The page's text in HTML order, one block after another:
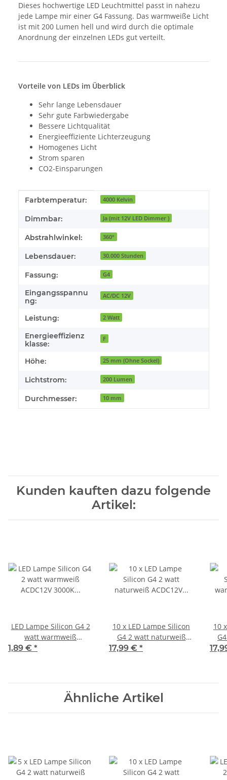
Dieses hochwertige LED Leuchtmittel passt in nahezu
jede Lampe mir einer G4 Fassung. Das warmweiße Licht
ist mit 200 Lumen hell und wird durch die optimale
Anordnung der einzelnen LEDs gut verteilt.
Vorteile von LEDs im Überblick
Sehr lange Lebensdauer
Sehr gute Farbwiedergabe
Bessere Lichtqualität
Energieeffiziente Lichterzeugung
Homogenes Licht
Strom sparen
CO2-Einsparungen
Produkteigenschaft
Wert
Farbtemperatur: 4000 Kelvin
Dimmbar: Ja (mit 12V LED Dimmer )
Abstrahlwinkel: 360°
Lebensdauer: 30.000 Stunden
Fassung: G4
Eingangsspannu
ng:
AC/DC 12V
Leistung: 2 Watt
Energieeffizienz
klasse:
F
Höhe: 25 mm (Ohne Sockel)
Lichtstrom: 200 Lumen
Durchmesser: 10 mm
Kunden kauften dazu folgende
Artikel:
LED Lampe Silicon G4 2
watt warmweiß
ACDC12V 3000K 200
1,89 € *
10 x LED Lampe Silicon
G4 2 watt naturweiß
ACDC12V 4000K 200
17,99 € *
10
Ähnliche Artikel